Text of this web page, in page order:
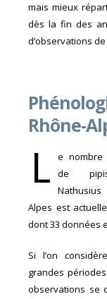
mais mieux
dès la fin des
d’observations
Rhône-
L
e nombre
de
Alpes est
dont 33 données
Si l’on
grandes
observations se